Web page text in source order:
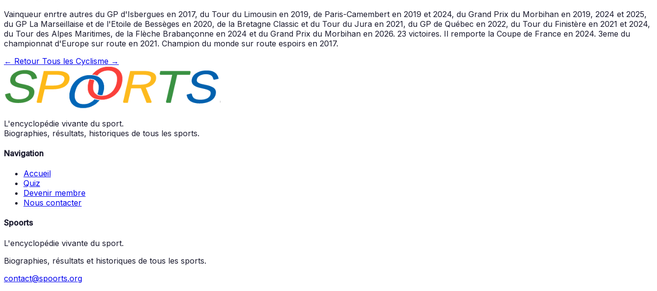
Vainqueur enrtre autres du GP d'Isbergues en 2017, du Tour du Limousin en 2019, de Paris-Camembert en 2019 et 2024, du Grand Prix du Morbihan en 2019, 2024 et 2025,
du GP La Marseillaise et de l'Etoile de Bessèges en 2020, de la Bretagne Classic et du Tour du Jura en 2021, du GP de Québec en 2022, du Tour du Finistère en 2021 et 2024,
du Tour des Alpes Maritimes, de la Flèche Brabançonne en 2024 et du Grand Prix du Morbihan en 2026. 23 victoires. Il remporte la Coupe de France en 2024. 3eme du
championnat d'Europe sur route en 2021. Champion du monde sur route espoirs en 2017.
← Retour Tous les Cyclisme →
L'encyclopédie vivante du sport.
Biographies, résultats, historiques de tous les sports.
Navigation
Accueil
Quiz
Devenir membre
Nous contacter
Spoorts
L'encyclopédie vivante du sport.
Biographies, résultats et historiques de tous les sports.
contact@spoorts.org